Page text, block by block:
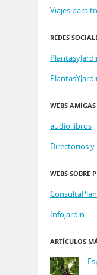
Viajes para
REDES
WEBS AMIGAS
audio libros
Directorios y
WEBS SOBRE
Infojardin
ARTÍCULOS